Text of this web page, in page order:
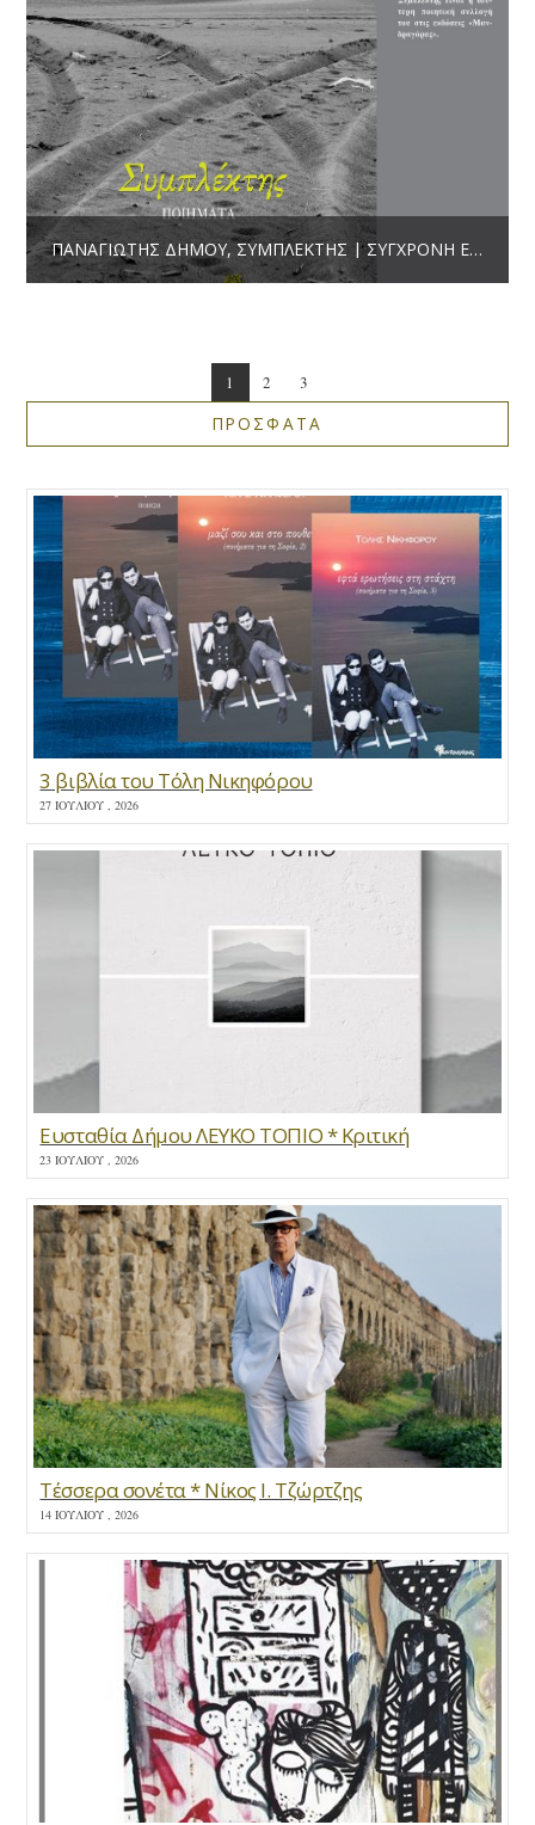
ΠΑΝΑΓΙΏΤΗΣ ΔΉΜΟΥ, ΣΥΜΠΛΈΚΤΗΣ | ΣΎΓΧΡΟΝΗ ΕΛΛΗΝΙΚΉ ΠΟΊΗΣΗ, ΕΚΔ. ΜΑΝΔΡΑΓΌΡΑΣ
1 2 3
ΠΡΟΣΦΑΤΑ
3 βιβλία του Τόλη Νικηφόρου
27 ΙΟΥΛΊΟΥ , 2026
Ευσταθία Δήμου ΛΕΥΚΟ ΤΟΠΙΟ * Κριτική
23 ΙΟΥΛΊΟΥ , 2026
Τέσσερα σονέτα * Νίκος Ι. Τζώρτζης
14 ΙΟΥΛΊΟΥ , 2026